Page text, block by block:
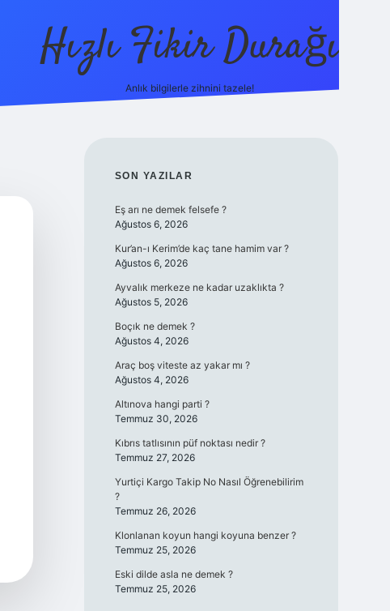
Hızlı Fikir Durağı
Anlık bilgilerle zihnini tazele!
SIDEBAR
SON YAZILAR
Eş arı ne demek felsefe ?
Ağustos 6, 2026
Kur’an-ı Kerim’de kaç tane hamim var ?
Ağustos 6, 2026
Ayvalık merkeze ne kadar uzaklıkta ?
Ağustos 5, 2026
Boçık ne demek ?
Ağustos 4, 2026
Araç boş viteste az yakar mı ?
Ağustos 4, 2026
Altınova hangi parti ?
Temmuz 30, 2026
Kıbrıs tatlısının püf noktası nedir ?
Temmuz 27, 2026
Yurtiçi Kargo Takip No Nasıl Öğrenebilirim
?
Temmuz 26, 2026
Klonlanan koyun hangi koyuna benzer ?
Temmuz 25, 2026
Eski dilde asla ne demek ?
Temmuz 25, 2026